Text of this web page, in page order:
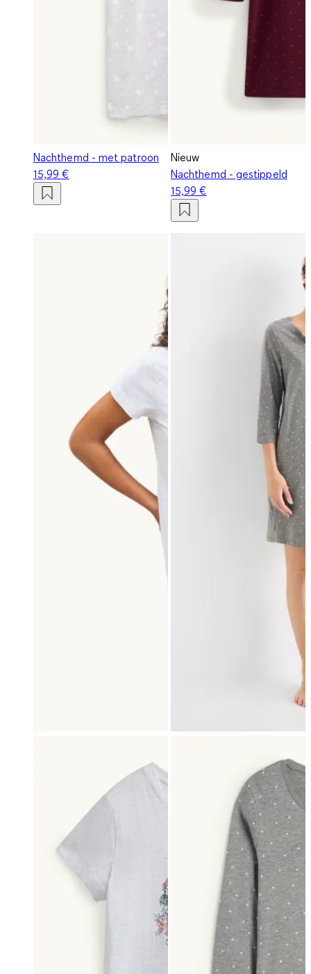
Nachthemd - met patroon
15,99 €
Nieuw
Nachthemd - gestippeld
15,99 €